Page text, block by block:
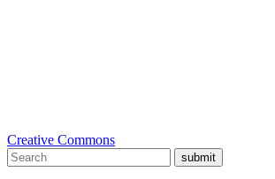
Creative Commons
submit